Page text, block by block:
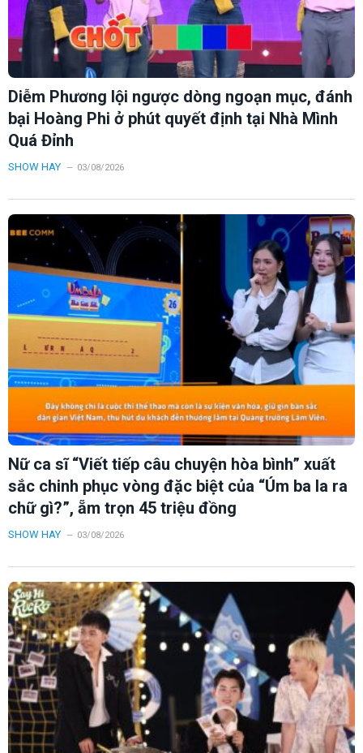
Diễm Phương lội ngược dòng ngoạn mục, đánh
bại Hoàng Phi ở phút quyết định tại Nhà Mình
Quá Đỉnh
SHOW HAY 03/08/2026
Nữ ca sĩ “Viết tiếp câu chuyện hòa bình” xuất
sắc chinh phục vòng đặc biệt của “Úm ba la ra
chữ gì?”, ẵm trọn 45 triệu đồng
SHOW HAY 03/08/2026